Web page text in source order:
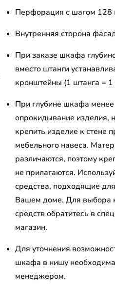
Перфорация с шагом 128
Внутренняя сторона
При заказе шкафа
вместо штанги
кронштейны (1 штанга =
При глубине шкафа
опрокидывание изделия,
крепить изделие к стене
мебельного навеса.
различаются, поэтому
не прилагаются.
средства, подходящие
Вашем доме. Для выбора
средств обратитесь в
магазин.
Для уточнения
шкафа в нишу
менеджером.